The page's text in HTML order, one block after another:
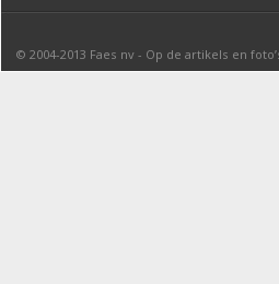
© 2004-2013 Faes nv - Op de artikels en